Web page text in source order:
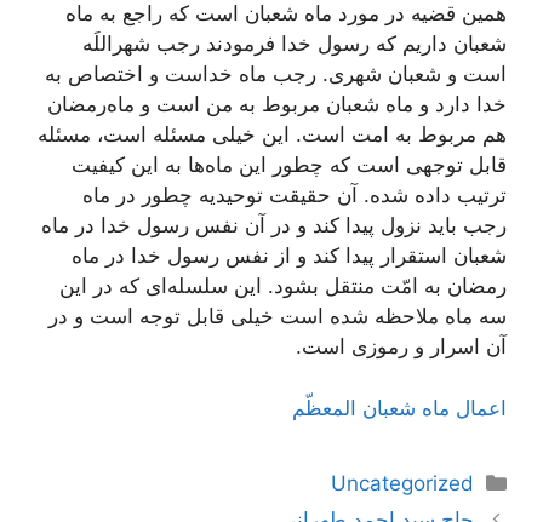
همین قضیه در مورد ماه شعبان است که راجع به ماه
شعبان داریم که رسول خدا فرمودند رجب شهراللَه
است و شعبان شهری. رجب ماه خداست و اختصاص به
خدا دارد و ماه شعبان مربوط به من است و ماه‌رمضان
هم مربوط به امت است. این خیلی مسئله است، مسئله
قابل توجهی است که چطور این ماه‌ها به این کیفیت
ترتیب داده شده. آن حقیقت توحیدیه چطور در ماه
رجب باید نزول پیدا کند و در آن نفس رسول خدا در ماه
شعبان استقرار پیدا کند و از نفس رسول خدا در ماه
رمضان به امّت منتقل بشود. این سلسله‌ای که در این
سه ماه ملاحظه شده است خیلی قابل توجه است و در
آن اسرار و رموزی است.
اعمال ماه شعبان المعظّم
دسته‌ها
Uncategorized
ناوبری